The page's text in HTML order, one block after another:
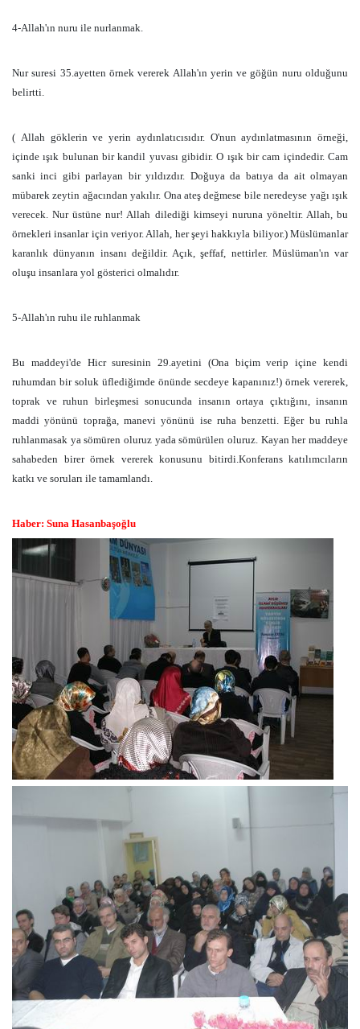
4-Allah'ın nuru ile nurlanmak.
Nur suresi 35.ayetten örnek vererek Allah'ın yerin ve göğün nuru olduğunu
belirtti.
( Allah göklerin ve yerin aydınlatıcısıdır. O'nun aydınlatmasının örneği,
içinde ışık bulunan bir kandil yuvası gibidir. O ışık bir cam içindedir. Cam
sanki inci gibi parlayan bir yıldızdır. Doğuya da batıya da ait olmayan
mübarek zeytin ağacından yakılır. Ona ateş değmese bile neredeyse yağı ışık
verecek. Nur üstüne nur! Allah dilediği kimseyi nuruna yöneltir. Allah, bu
örnekleri insanlar için veriyor. Allah, her şeyi hakkıyla biliyor.) Müslümanlar
karanlık dünyanın insanı değildir. Açık, şeffaf, nettirler. Müslüman'ın var
oluşu insanlara yol gösterici olmalıdır.
5-Allah'ın ruhu ile ruhlanmak
Bu maddeyi'de Hicr suresinin 29.ayetini (Ona biçim verip içine kendi
ruhumdan bir soluk üflediğimde önünde secdeye kapanınız!) örnek vererek,
toprak ve ruhun birleşmesi sonucunda insanın ortaya çıktığını, insanın
maddi yönünü toprağa, manevi yönünü ise ruha benzetti. Eğer bu ruhla
ruhlanmasak ya sömüren oluruz yada sömürülen oluruz. Kayan her maddeye
sahabeden birer örnek vererek konusunu bitirdi.Konferans katılımcıların
katkı ve soruları ile tamamlandı.
Haber: Suna Hasanbaşoğlu